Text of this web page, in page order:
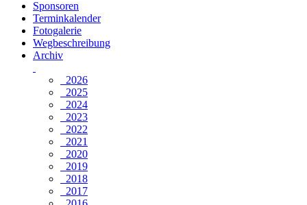
Sponsoren
Terminkalender
Fotogalerie
Wegbeschreibung
Archiv
2026
2025
2024
2023
2022
2021
2020
2019
2018
2017